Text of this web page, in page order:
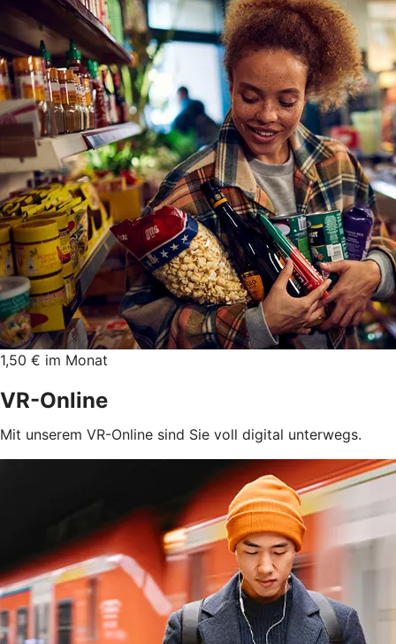
1,50 € im Monat
VR-Online
Mit unserem VR-Online sind Sie voll digital unterwegs.